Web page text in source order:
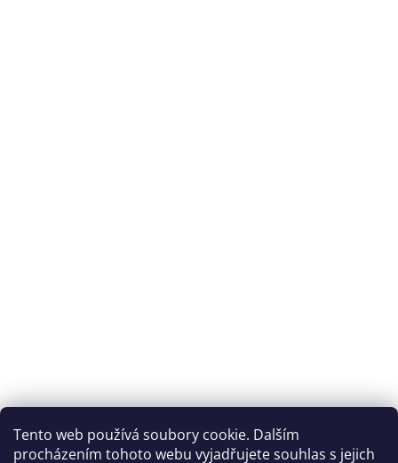
Tento web používá soubory cookie. Dalším
procházením tohoto webu vyjadřujete souhlas s jejich